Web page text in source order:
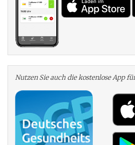
Nutzen Sie auch die kosten­lose App